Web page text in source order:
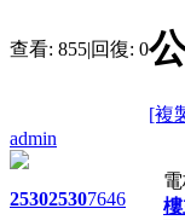
查看: 855|回復: 0
[複
admin
253025307646